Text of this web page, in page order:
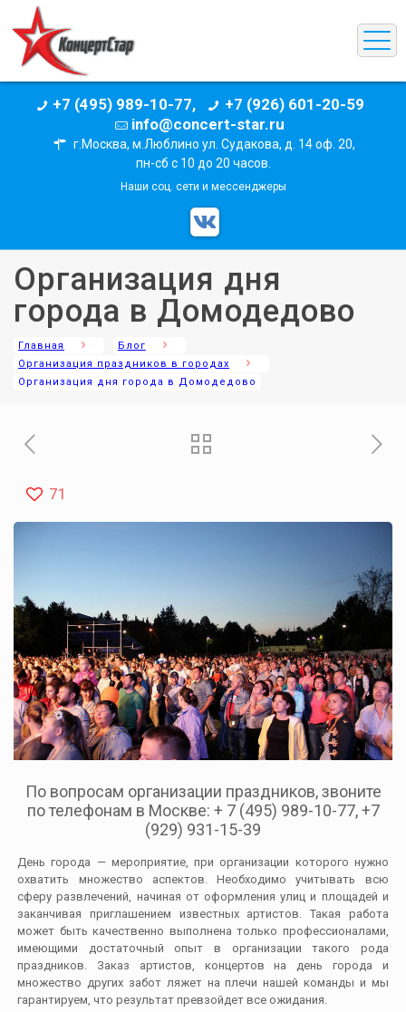
+7 (495) 989-10-77,
+7 (926) 601-20-59
info@concert-star.ru
г.Москва, м.Люблино ул. Судакова, д. 14 оф. 20,
пн-сб с 10 до 20 часов.
Наши соц. сети и мессенджеры
Организация дня
города в Домодедово
Главная
Блог
Организация праздников в городах
Организация дня города в Домодедово
71
По вопросам организации праздников, звоните
по телефонам в Москве: + 7 (495) 989-10-77, +7
(929) 931-15-39
День города — мероприятие, при организации которого нужно
охватить множество аспектов. Необходимо учитывать всю
сферу развлечений, начиная от оформления улиц и площадей и
заканчивая приглашением известных артистов. Такая работа
может быть качественно выполнена только профессионалами,
имеющими достаточный опыт в организации такого рода
праздников. Заказ артистов, концертов на день города и
множество других забот ляжет на плечи нашей команды и мы
гарантируем, что результат превзойдет все ожидания.